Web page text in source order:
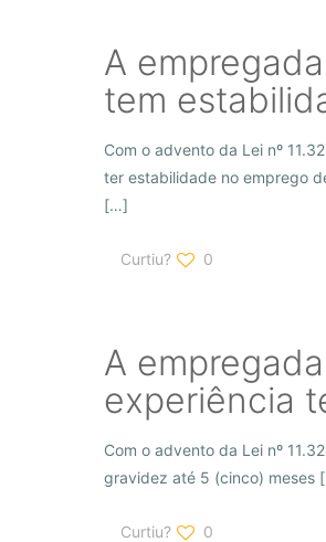
A
tem
Com o advento da Lei nº
ter estabilidade no emprego
[…]
Curtiu? 0
A
experiência
Com o advento da Lei nº
gravidez até 5 (cinco) meses
Curtiu? 0